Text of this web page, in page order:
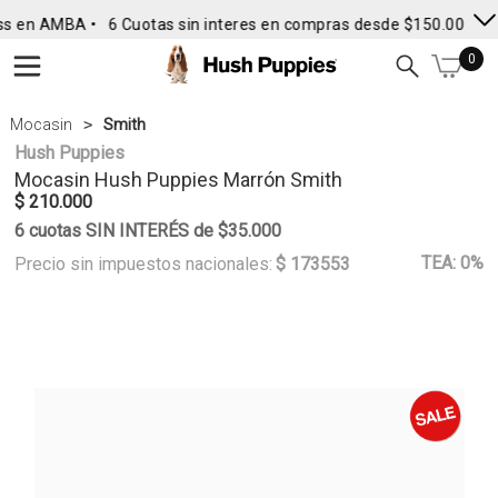
en AMBA • 6 Cuotas sin interes en compras desde $150.000 •
0
Mocasin Smith
Hush Puppies
Mocasin Hush Puppies Marrón Smith
$ 210.000
6 cuotas SIN INTERÉS de $35.000
Precio sin impuestos nacionales: $ 173553 TEA: 0%